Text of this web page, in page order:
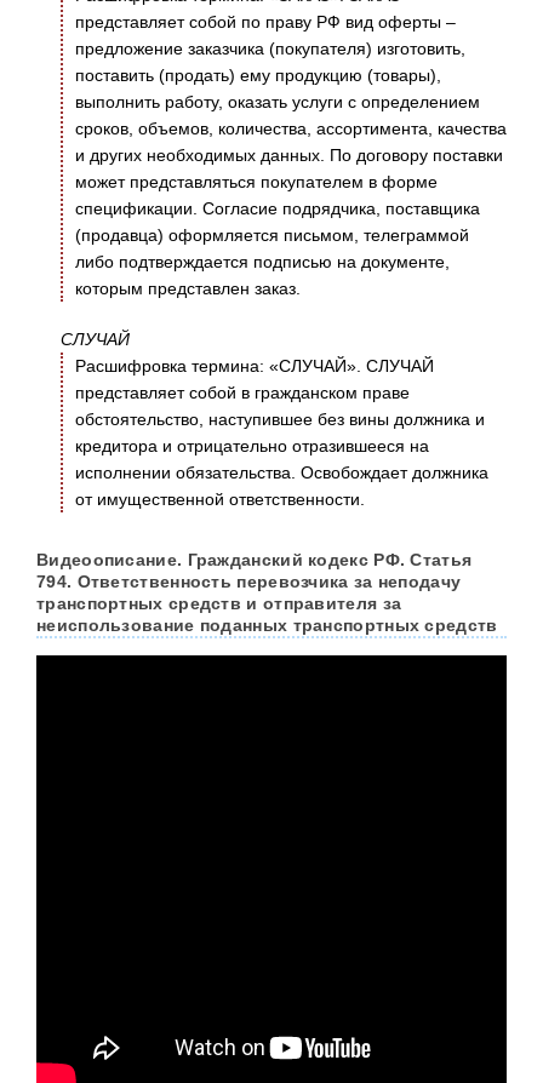
представляет собой по праву РФ вид оферты –
предложение заказчика (покупателя) изготовить,
поставить (продать) ему продукцию (товары),
выполнить работу, оказать услуги с определением
сроков, объемов, количества, ассортимента, качества
и других необходимых данных. По договору поставки
может представляться покупателем в форме
спецификации. Согласие подрядчика, поставщика
(продавца) оформляется письмом, телеграммой
либо подтверждается подписью на документе,
которым представлен заказ.
СЛУЧАЙ
Расшифровка термина: «СЛУЧАЙ». СЛУЧАЙ
представляет собой в гражданском праве
обстоятельство, наступившее без вины должника и
кредитора и отрицательно отразившееся на
исполнении обязательства. Освобождает должника
от имущественной ответственности.
Видеоописание. Гражданский кодекс РФ. Статья
794. Ответственность перевозчика за неподачу
транспортных средств и отправителя за
неиспользование поданных транспортных средств